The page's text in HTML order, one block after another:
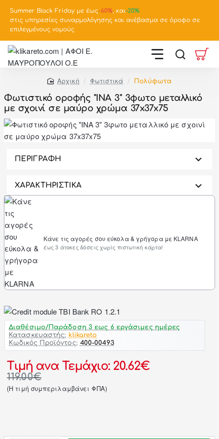
Summer Black Friday με έως-60%, και-20%
στις υπηρεσίες συναρμολόγησης και ανέβασμα σε όροφο σε
επιλεγμένους νομούς
home
Φωτιστικά Πολύφωτα
Φωτιστικό οροφής "INA 3" 3φωτο μεταλλικό
με σχοινί σε μαύρο χρώμα 37x37x75
ΠΕΡΙΓΡΑΦΗ
ΧΑΡΑΚΤΗΡΙΣΤΙΚΑ
Κάνε τις αγορές σου εύκολα & γρήγορα με KLARNA
έως 3 άτοκες δόσεις χωρίς πιστωτική κάρτα!
Διαθέσιμο/Παράδοση 3 εως 6 εργάσιμες ημέρες
Κατασκευαστής: klikareto
Κωδικός Προϊόντος: 400-00493
Τιμή ανα Τεμάχιο: 20.62€
119.00€
(H τιμή συμπεριλαμβάνει ΦΠΑ)